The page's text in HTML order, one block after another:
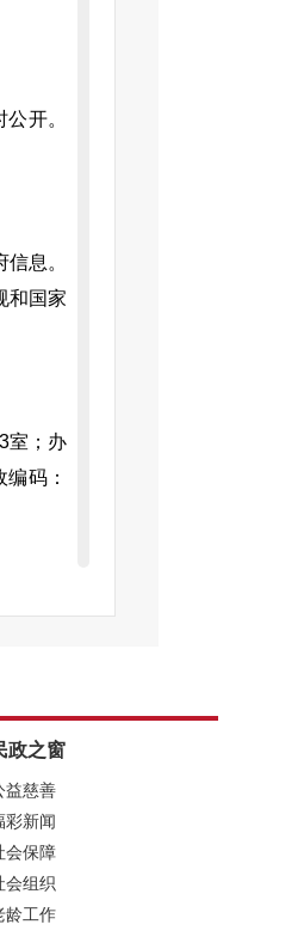
开。
息。
和国家
室；办
码：
政局
政之窗
益慈善
彩新闻
会保障
会组织
龄工作